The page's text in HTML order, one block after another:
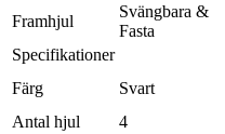
Framhjul
Svängbara &
Fasta
Specifikationer
Färg
Svart
Antal hjul
4